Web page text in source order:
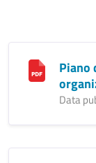
Piano
Data